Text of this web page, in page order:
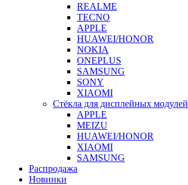
REALME
TECNO
APPLE
HUAWEI/HONOR
NOKIA
ONEPLUS
SAMSUNG
SONY
XIAOMI
Стёкла для дисплейных модулей
APPLE
MEIZU
HUAWEI/HONOR
XIAOMI
SAMSUNG
Распродажа
Новинки